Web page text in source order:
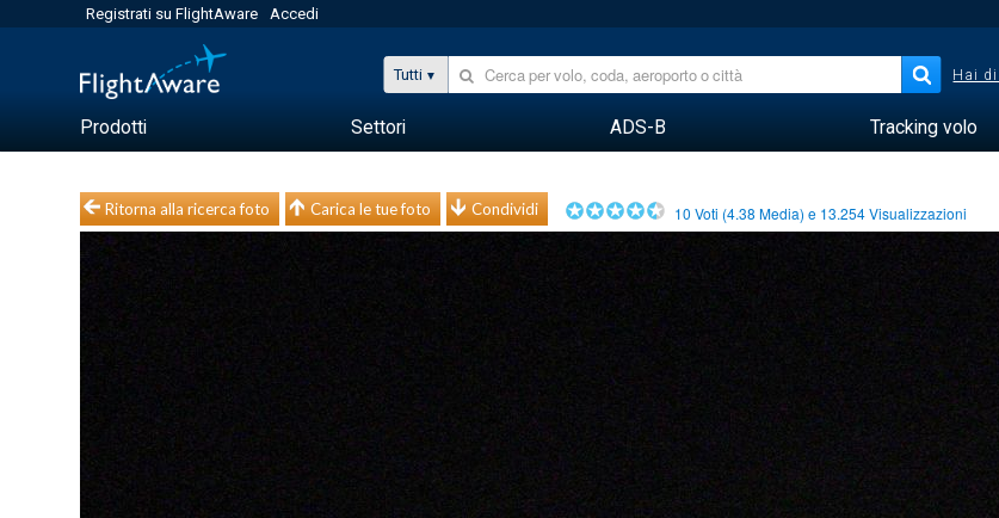
Registrati su FlightAware Accedi
Tutti Hai
Prodotti Settori ADS-B Tracking volo
Ritorna alla ricerca foto Carica le tue foto Condividi 10 Voti (4.38 Media) e 13.254Visualizzazioni